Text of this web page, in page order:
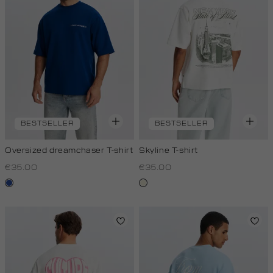
BESTSELLER
Oversized dreamchaser T-shirt
€35.00
kobaltblauw
BESTSELLER
Skyline T-shirt
€35.00
wit,